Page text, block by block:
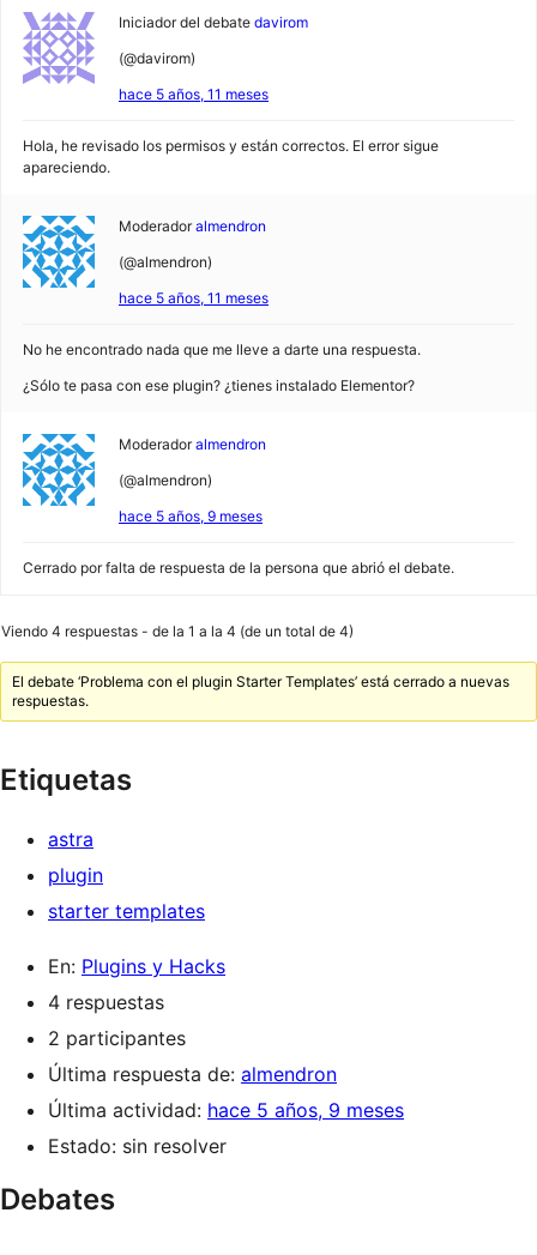
Iniciador del debate davirom
(@davirom)
hace 5 años, 11 meses
Hola, he revisado los permisos y están correctos. El error sigue
apareciendo.
Moderador almendron
(@almendron)
hace 5 años, 11 meses
No he encontrado nada que me lleve a darte una respuesta.
¿Sólo te pasa con ese plugin? ¿tienes instalado Elementor?
Moderador almendron
(@almendron)
hace 5 años, 9 meses
Cerrado por falta de respuesta de la persona que abrió el debate.
Viendo 4 respuestas - de la 1 a la 4 (de un total de 4)
El debate ‘Problema con el plugin Starter Templates’ está cerrado a nuevas
respuestas.
Etiquetas
astra
plugin
starter templates
En: Plugins y Hacks
4 respuestas
2 participantes
Última respuesta de: almendron
Última actividad: hace 5 años, 9 meses
Estado: sin resolver
Debates